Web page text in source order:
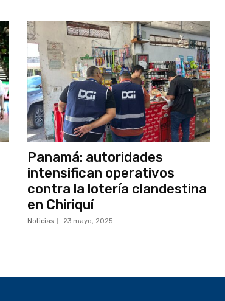
Panamá: autoridades
intensifican operativos
contra la lotería clandestina
en Chiriquí
Noticias 23 mayo, 2025